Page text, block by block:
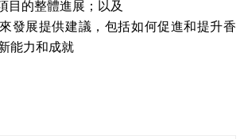
目的整體進展；以及
發展提供建議，包括如何促進和提升香
能力和成就